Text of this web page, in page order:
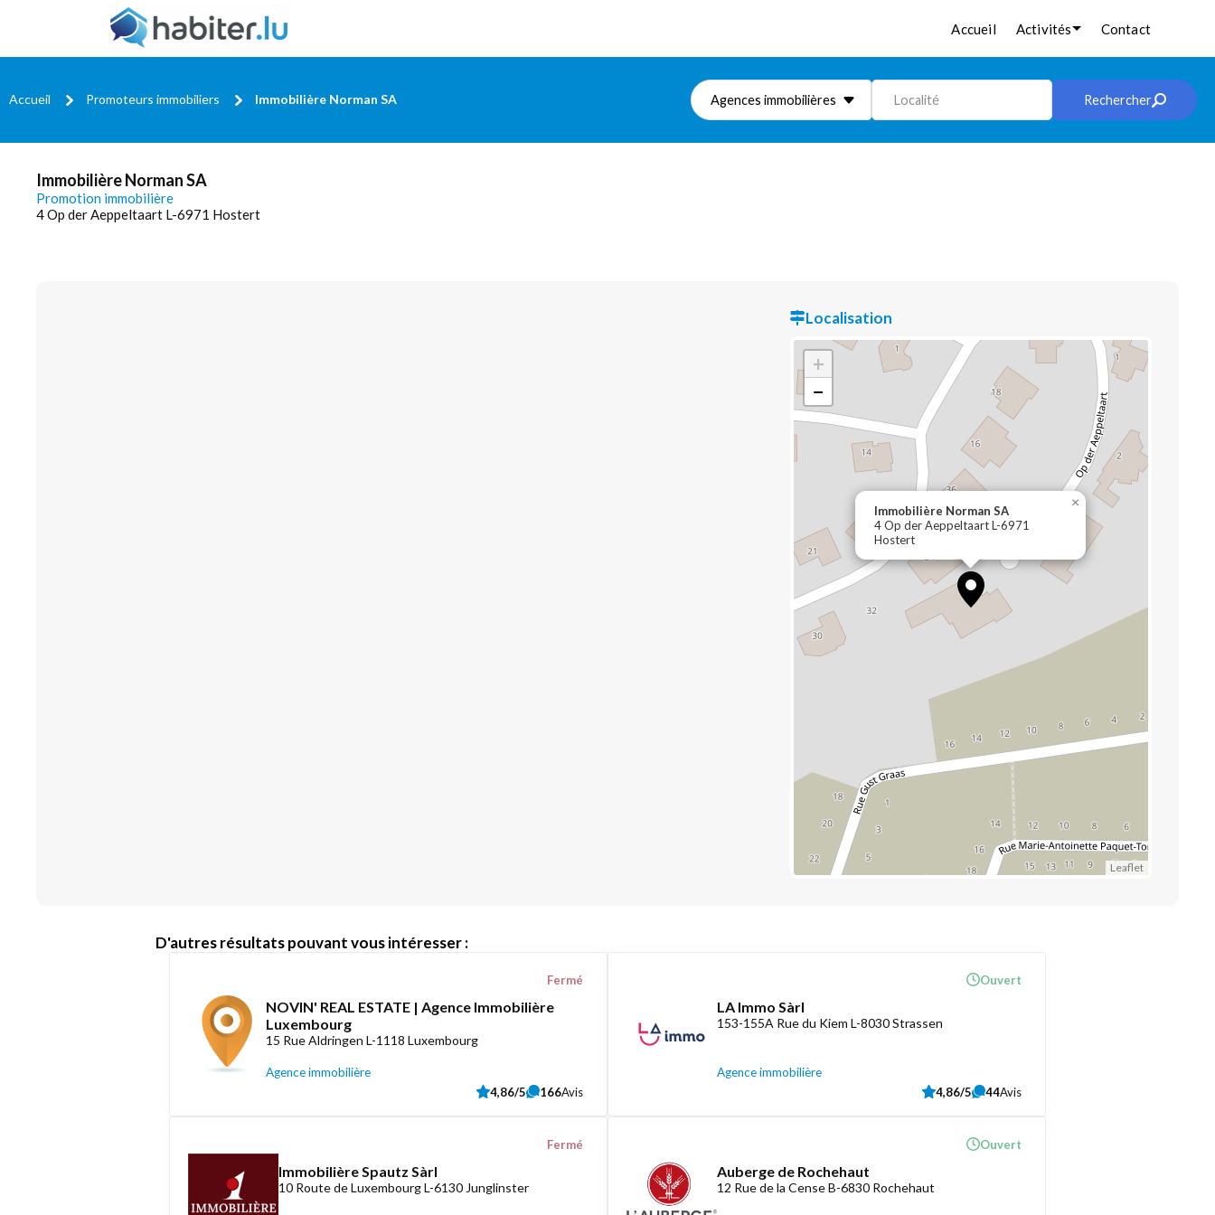
Accueil Activités Contact
Accueil Promoteurs immobiliers Immobilière Norman SA Agences immobilières Localité Rechercher
Immobilière Norman SA
Promotion immobilière
4 Op der Aeppeltaart L-6971 Hostert
Localisation
Immobilière Norman SA
4 Op der Aeppeltaart L-6971
Hostert
×
+
−
Leaflet
D'autres résultats pouvant vous intéresser :
NOVIN' REAL ESTATE | Agence Immobilière
Luxembourg
15 Rue Aldringen L-1118 Luxembourg
Agence immobilière
Fermé
4,86/5 166Avis
LA Immo Sàrl
153-155A Rue du Kiem L-8030 Strassen
Agence immobilière
Ouvert
4,86/5 44Avis
Immobilière Spautz Sàrl
10 Route de Luxembourg L-6130 Junglinster
Fermé
Auberge de Rochehaut
12 Rue de la Cense B-6830 Rochehaut
Ouvert